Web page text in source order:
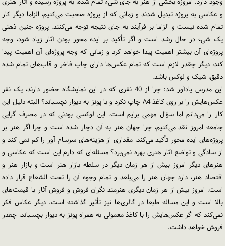
و عکاسی به پروژه تبدیل شدند و زمانی که از پروژه صحبت می‌کنیم، الزاما دیگر کار
تمام شده نیست و الزاما بر فرآیند به جای نتیجه توجه می‌کنند. پروژه جنین ذهنی
یک شیء در حال رشد است و اگر تأکید بر ایده محور بودن آثار زیاد شود، وجه
پروژه‌ای آن بیشتر اهمیت پیدا خواهد کرد و زمانی که وجه پروژه‌ای آن اهمیت پیدا
کند، دیگر چقدر لازم است که تمام عکس‌ها دارای چاپ فاخر و قاب‌های تمام شده
دقیق، شیک و لوکس باشد.
این مدرس یادآور شد: چرا از 40 نفری که در این نمایشگاه حضور دارند، یک نفر
عکس‌هایش را بر روی کاغذ A4 چاپ نکرد و با پونز به دیوار نچسباند؟ البته دلیل این
کار را می‌دانم اما سؤال مهمی برایم است. این لوکسی بودنی که در مصرف گرایی
جامعه امروز نقد می‌کنیم، چرا جهان هنر به آن دچار شده است و چرا اگر هنر بر
پروژه‌های ایده محور تأکید می‌کند، مقداری از هزینه‌های سرسام آور را کم نمی کند و
از سادگی و تواضع آثار هنری بهره نمی‌برد؟ مسئله‌ای که دارم این است که عکاسی و
هنرهای دیگر امروز بیش از هر زمان دیگر در سلطه بازار هنر است و بازار هنر و
اقتصاد هنر، دارد جهان هنر را می‌بلعد و تمام وجوه آن را تحت الشعاع قرار داده
است. امروز بیش از هر زمان دیگری هنرمند نگران فروش و فروش آثار با قیمت‌های
بالا است و این مساله طبعا در گالری‌ها نیز تأثیر گذاشته است. دیگر عکاس فکر
نمی‌کند که اگر عکس‌هایش را با کاغذ معمولی به همراه پونز به دیوار بچسباند، چقدر
فروش خواهد داشت.